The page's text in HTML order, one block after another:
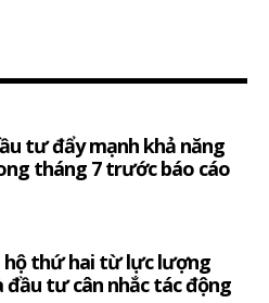
tư đẩy mạnh khả năng
tháng 7 trước báo cáo
hộ thứ hai từ lực lượng
tư cân nhắc tác động